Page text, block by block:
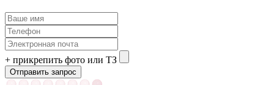
+ прикрепить фото или ТЗ